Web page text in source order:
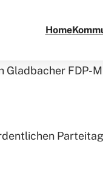
Home
Gladbacher